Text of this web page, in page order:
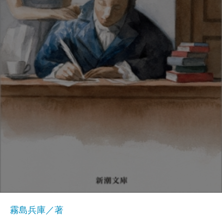
霧島兵庫／著